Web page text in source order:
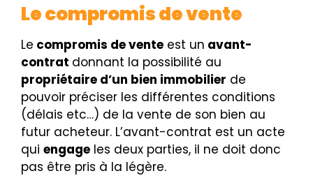
Le compromis de vente
Le compromis de vente est un avant-
contrat donnant la possibilité au
propriétaire d’un bien immobilier de
pouvoir préciser les différentes conditions
(délais etc…) de la vente de son bien au
futur acheteur. L’avant-contrat est un acte
qui engage les deux parties, il ne doit donc
pas être pris à la légère.